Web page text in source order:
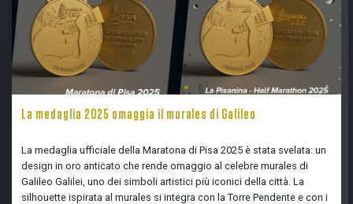
La medaglia 2025 omaggia il murales di Galileo
La medaglia ufficiale della Maratona di Pisa 2025 è stata svelata: un
design in oro anticato che rende omaggio al celebre murales di
Galileo Galilei, uno dei simboli artistici più iconici della città. La
silhouette ispirata al murales si integra con la Torre Pendente e con i